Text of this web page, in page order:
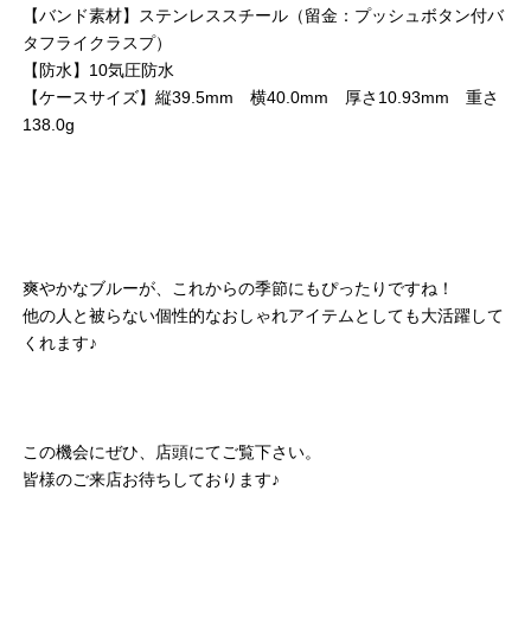
【バンド素材】ステンレススチール（留金：プッシュボタン付バ
タフライクラスプ）
【防水】10気圧防水
【ケースサイズ】縦39.5mm 横40.0mm 厚さ10.93mm 重さ
138.0g
爽やかなブルーが、これからの季節にもぴったりですね！
他の人と被らない個性的なおしゃれアイテムとしても大活躍して
くれます♪
この機会にぜひ、店頭にてご覧下さい。
皆様のご来店お待ちしております♪